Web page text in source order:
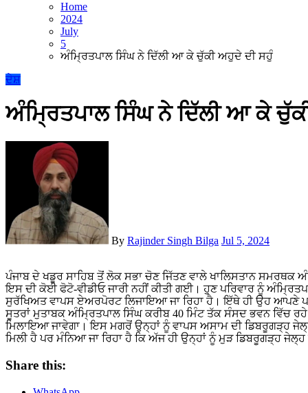
Home
2024
July
5
ਅੰਮ੍ਰਿਤਪਾਲ ਸਿੰਘ ਨੇ ਦਿੱਲੀ ਆ ਕੇ ਚੁੱਕੀ ਅਹੁਦੇ ਦੀ ਸਹੁੰ
ਦੇਸ਼
ਅੰਮ੍ਰਿਤਪਾਲ ਸਿੰਘ ਨੇ ਦਿੱਲੀ ਆ ਕੇ
By Rajinder Singh Bilga Jul 5, 2024
ਪੰਜਾਬ ਦੇ ਖਡੂਰ ਸਾਹਿਬ ਤੋਂ ਲੋਕ ਸਭਾ ਚੋਣ ਜਿੱਤਣ ਵਾਲੇ ਖਾਲਿਸਤਾਨ ਸਮਰਥਕ ਅੰਮ੍ਰਿਤਪਾਲ ਸਿੰਘ ਨੇ ਸੰਸਦ ਮੈਂਬਰ ਵਜੋਂ ਸਹੁੰ ਚੁੱਕ ਲਈ ਹੈ। ਹਾਲਾਂਕਿ
ਇਸ ਦੀ ਕੋਈ ਫੋਟੋ-ਵੀਡੀਓ ਜਾਰੀ ਨਹੀਂ ਕੀਤੀ ਗਈ। ਹੁਣ ਪਰਿਵਾਰ ਨੂੰ
ਸੁਰੱਖਿਅਤ ਵਾਪਸ ਏਅਰਪੋਰਟ ਲਿਜਾਇਆ ਜਾ ਰਿਹਾ ਹੈ। ਇੱਥੇ ਹੀ ਉਹ ਆਪਣੇ
ਸੂਤਰਾਂ ਮੁਤਾਬਕ ਅੰਮ੍ਰਿਤਪਾਲ ਸਿੰਘ ਕਰੀਬ 40 ਮਿੰਟ ਤੱਕ ਸੰਸਦ ਭਵਨ ਵਿੱਚ
ਮਿਲਾਇਆ ਜਾਵੇਗਾ। ਇਸ ਮਗਰੋਂ ਉਨ੍ਹਾਂ ਨੂੰ ਵਾਪਸ ਅਸਾਮ ਦੀ ਡਿਬਰੂਗੜ੍ਹ
ਮਿਲੀ ਹੈ ਪਰ ਮੰਨਿਆ ਜਾ ਰਿਹਾ ਹੈ ਕਿ ਅੱਜ ਹੀ ਉਨ੍ਹਾਂ ਨੂੰ ਮੁੜ ਡਿਬਰੂਗੜ੍ਹ ਜੇਲ੍ਹ
Share this: